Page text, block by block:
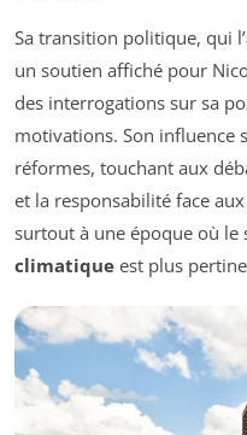
Sa transition politique, qui
un soutien affiché pour
des interrogations sur sa
motivations. Son influence
réformes, touchant aux
et la responsabilité face
surtout à une époque où le
climatique est plus